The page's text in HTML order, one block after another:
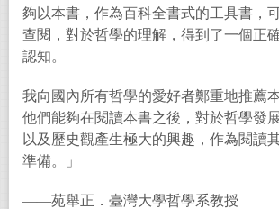
夠以本書，作為百科全書式的工具書，
查閱，對於哲學的理解，得到了一個正
認知。
我向國內所有哲學的愛好者鄭重地推薦
他們能夠在閱讀本書之後，對於哲學發
以及歷史觀產生極大的興趣，作為閱讀
準備。」
——苑舉正．臺灣大學哲學系教授